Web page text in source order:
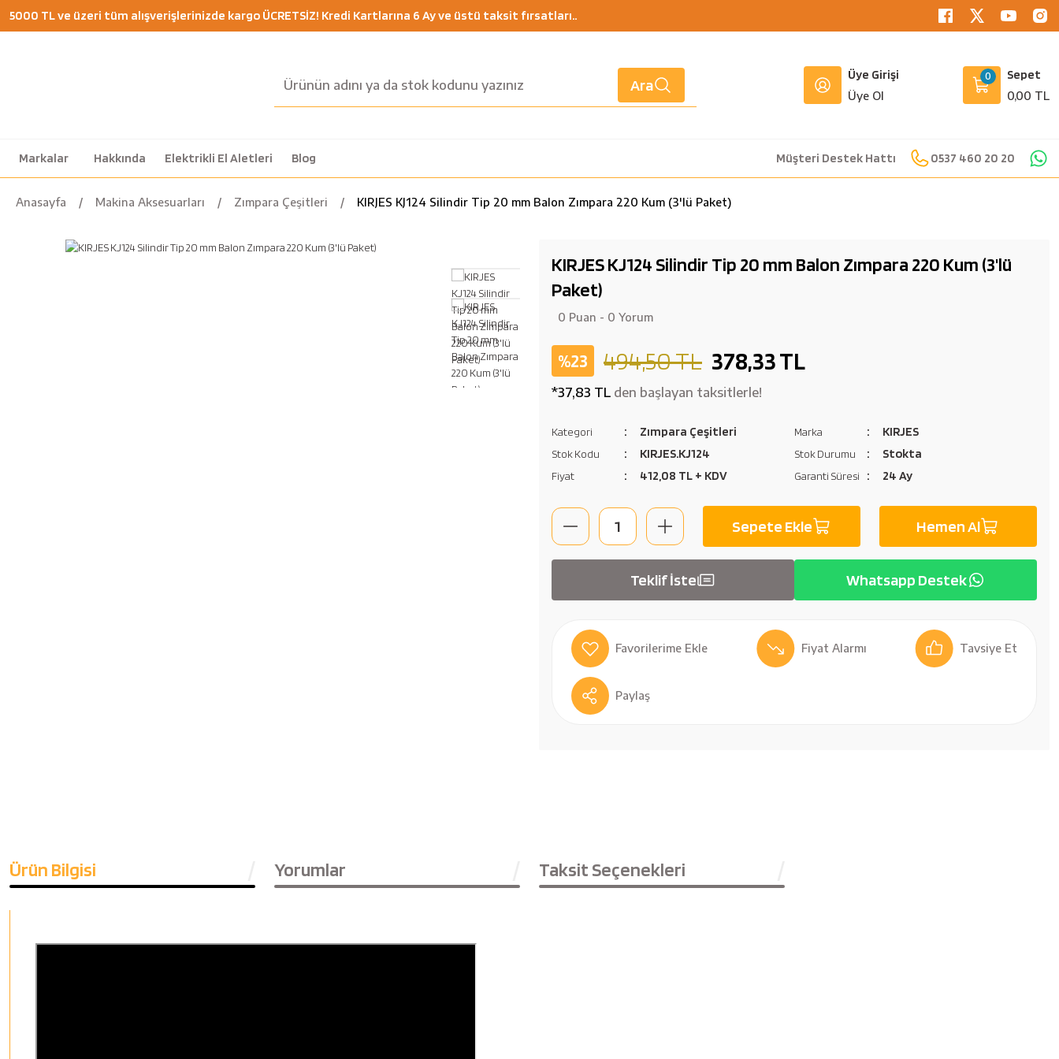
5000 TL ve üzeri tüm alışverişlerinizde kargo ÜCRETSİZ! Kredi Kartlarına 6 Ay ve üstü taksit fırsatları..
Ara
Üye Girişi
Üye Ol
Sepet
0,00 TL
0
Markalar Hakkında Elektrikli El Aletleri Blog Müşteri Destek Hattı 0537 460 20 20
Anasayfa Makina Aksesuarları Zımpara Çeşitleri KIRJES KJ124 Silindir Tip 20 mm Balon Zımpara 220 Kum (3'lü Paket)
KIRJES KJ124 Silindir Tip 20 mm Balon Zımpara 220 Kum (3'lü
Paket)
0 Puan - 0 Yorum
%23 494,50 TL 378,33 TL
*37,83 TL den başlayan taksitlerle!
Kategori Zımpara Çeşitleri Marka KIRJES
Stok Kodu KIRJES.KJ124 Stok Durumu Stokta
Fiyat 412,08 TL + KDV Garanti Süresi 24 Ay
Sepete Ekle Hemen Al
Teklif İste Whatsapp Destek
Fiyat Alarmı Tavsiye Et
Paylaş
Ürün Bilgisi Yorumlar Taksit Seçenekleri